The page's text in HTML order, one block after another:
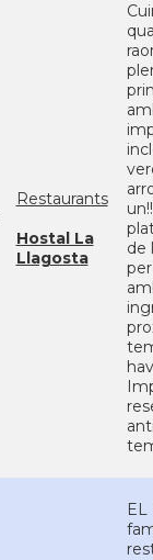
Restaurants
Hostal La
Llagosta
de
EL